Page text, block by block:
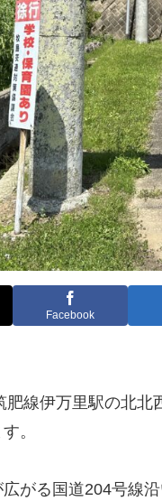
Facebook
肥線伊万里駅の北
。
がる国道204号線